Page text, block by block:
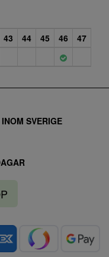
43 44 45 46
47
SVERIGE